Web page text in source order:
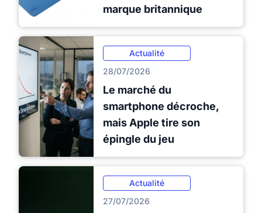
marque britannique
Actualité
28/07/2026
Le marché du
smartphone décroche,
mais Apple tire son
épingle du jeu
Actualité
27/07/2026